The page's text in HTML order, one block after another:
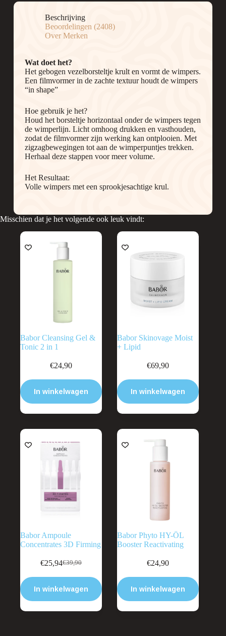
Beschrijving
Beoordelingen (2408)
Over Merken
Wat doet het?
Het gebogen vezelborsteltje krult en vormt de wimpers.
Een filmvormer in de zachte textuur houdt de wimpers
“in shape”
Hoe gebruik je het?
Houd het borsteltje horizontaal onder de wimpers tegen
de wimperlijn. Licht omhoog drukken en vasthouden,
zodat de filmvormer zijn werking kan ontplooien. Met
zigzagbewegingen tot aan de wimperpuntjes trekken.
Herhaal deze stappen voor meer volume.
Het Resultaat:
Volle wimpers met een sprookjesachtige krul.
Misschien dat je het volgende ook leuk vindt:
Babor Cleansing Gel &
Tonic 2 in 1
€24,90
In winkelwagen
Babor Skinovage Moist
+ Lipid
€69,90
In winkelwagen
UITVERKOOP
Babor Ampoule
Concentrates 3D Firming
€39,90
Oorspronkelijke
prijs
was:
€25,94Huidige
prijs
is:
In winkelwagen
Babor Phyto HY-ÖL
Booster Reactivating
€24,90
In winkelwagen